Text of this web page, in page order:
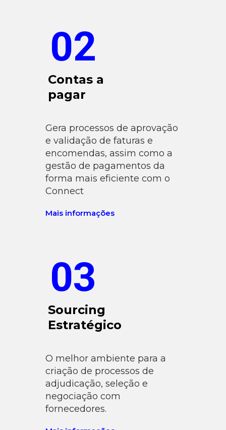
02
Contas a
pagar
Gera processos de aprovação
e validação de faturas e
encomendas, assim como a
gestão de pagamentos da
forma mais eficiente com o
Connect
Mais informações
03
Sourcing
Estratégico
O melhor ambiente para a
criação de processos de
adjudicação, seleção e
negociação com
fornecedores.